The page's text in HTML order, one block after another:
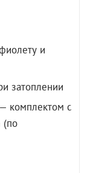
и
затоплении
комплектом с
(по